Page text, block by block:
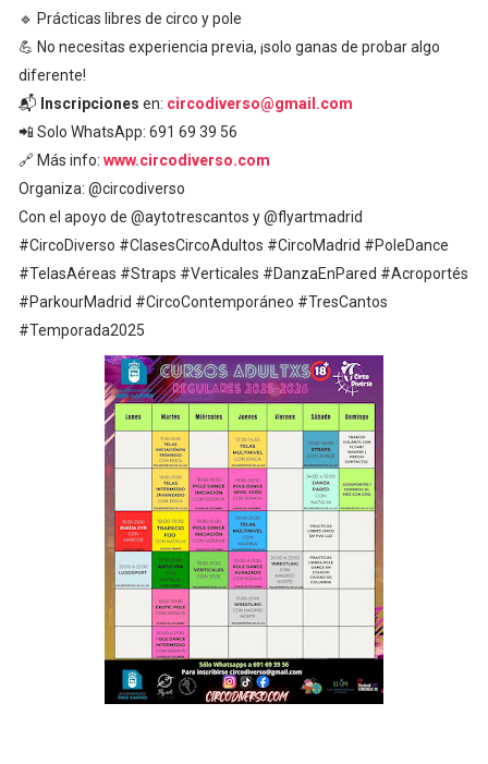
🔹 Prácticas libres de circo y pole
💪 No necesitas experiencia previa, ¡solo ganas de probar algo
diferente!
📬 Inscripciones en: circodiverso@gmail.com
📲 Solo WhatsApp: 691 69 39 56
🔗 Más info: www.circodiverso.com
Organiza: @circodiverso
Con el apoyo de @aytotrescantos y @flyartmadrid
#CircoDiverso #ClasesCircoAdultos #CircoMadrid #PoleDance
#TelasAéreas #Straps #Verticales #DanzaEnPared #Acroportés
#ParkourMadrid #CircoContemporáneo #TresCantos
#Temporada2025